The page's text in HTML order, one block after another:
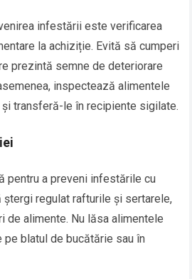
infestării este verificarea
la achiziție. Evită să cumperi
prezintă semne de deteriorare
inspectează alimentele
transferă-le în recipiente sigilate.
pentru a preveni infestările cu
regulat rafturile și sertarele,
de alimente. Nu lăsa alimentele
blatul de bucătărie sau în